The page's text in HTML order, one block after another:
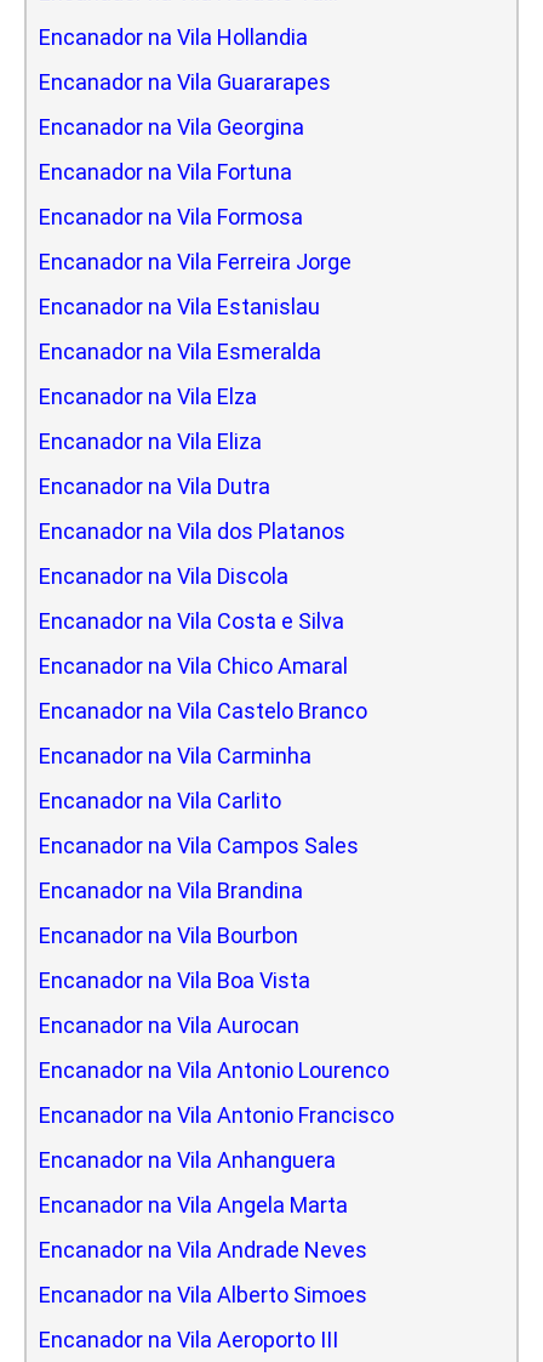
Encanador na Vila Hollandia
Encanador na Vila Guararapes
Encanador na Vila Georgina
Encanador na Vila Fortuna
Encanador na Vila Formosa
Encanador na Vila Ferreira Jorge
Encanador na Vila Estanislau
Encanador na Vila Esmeralda
Encanador na Vila Elza
Encanador na Vila Eliza
Encanador na Vila Dutra
Encanador na Vila dos Platanos
Encanador na Vila Discola
Encanador na Vila Costa e Silva
Encanador na Vila Chico Amaral
Encanador na Vila Castelo Branco
Encanador na Vila Carminha
Encanador na Vila Carlito
Encanador na Vila Campos Sales
Encanador na Vila Brandina
Encanador na Vila Bourbon
Encanador na Vila Boa Vista
Encanador na Vila Aurocan
Encanador na Vila Antonio Lourenco
Encanador na Vila Antonio Francisco
Encanador na Vila Anhanguera
Encanador na Vila Angela Marta
Encanador na Vila Andrade Neves
Encanador na Vila Alberto Simoes
Encanador na Vila Aeroporto III